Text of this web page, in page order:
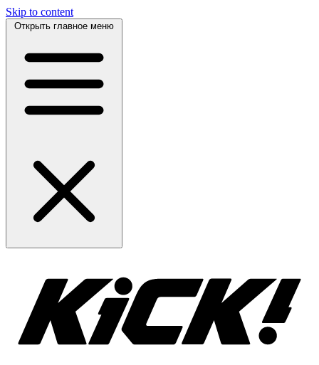
Skip to content
Открыть главное меню